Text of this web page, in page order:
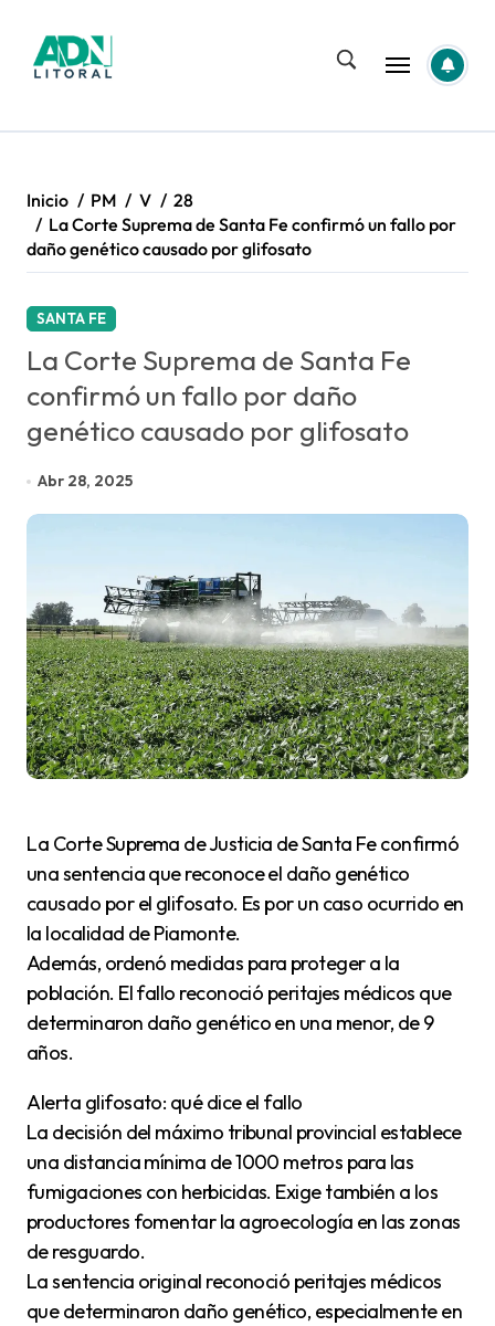
contenido
Inicio PM V
28
La Corte Suprema de Santa Fe confirmó un fallo por
daño genético causado por glifosato
SANTA FE
La Corte Suprema de Santa Fe
confirmó un fallo por daño
genético causado por glifosato
Abr 28, 2025
La Corte Suprema de Justicia de Santa Fe confirmó
una sentencia que reconoce el daño genético
causado por el glifosato. Es por un caso ocurrido en
la localidad de Piamonte.
Además, ordenó medidas para proteger a la
población. El fallo reconoció peritajes médicos que
determinaron daño genético en una menor, de 9
años.
Alerta glifosato: qué dice el fallo
La decisión del máximo tribunal provincial establece
una distancia mínima de 1000 metros para las
fumigaciones con herbicidas. Exige también a los
productores fomentar la agroecología en las zonas
de resguardo.
La sentencia original reconoció peritajes médicos
que determinaron daño genético, especialmente en